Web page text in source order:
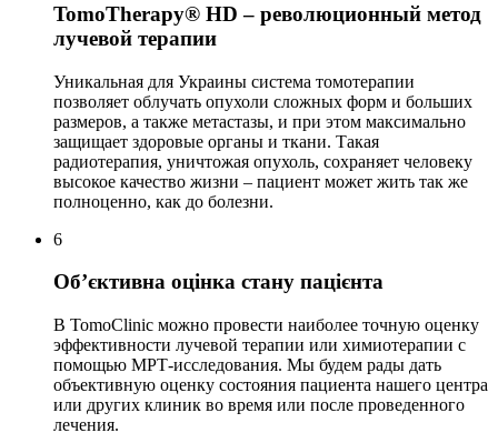
TomoTherapy® HD – революционный метод
лучевой терапии
Уникальная для Украины система томотерапии
позволяет облучать опухоли сложных форм и больших
размеров, а также метастазы, и при этом максимально
защищает здоровые органы и ткани. Такая
радиотерапия, уничтожая опухоль, сохраняет человеку
высокое качество жизни – пациент может жить так же
полноценно, как до болезни.
6
Об’єктивна оцінка стану пацієнта
В TomoClinic можно провести наиболее точную оценку
эффективности лучевой терапии или химиотерапии с
помощью МРТ-исследования. Мы будем рады дать
объективную оценку состояния пациента нашего центра
или других клиник во время или после проведенного
лечения.